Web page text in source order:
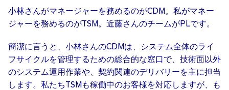
小林さんがマネージャーを務めるのがCDM。私がマネー
ジャーを務めるのがTSM。近藤さんのチームがPLです。
簡潔に言うと、小林さんのCDMは、システム全体のライ
フサイクルを管理するための総合的な窓口で、技術面以外
のシステム運用作業や、契約関連のデリバリーを主に担当
します。私たちTSMも稼働中のお客様を対応しますが、も